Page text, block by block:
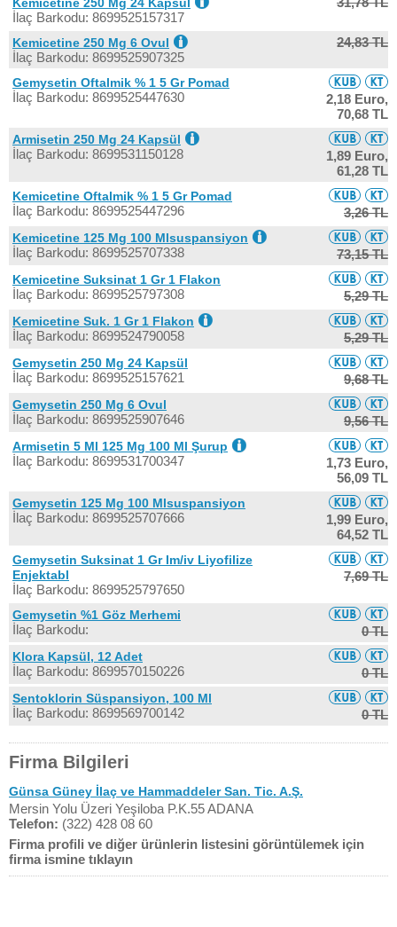
İlaç Barkodu: 8699525157317
Kemicetine 250 Mg 6 Ovul
İlaç Barkodu: 8699525907325
24,83 TL
Gemysetin Oftalmik % 1 5 Gr Pomad
İlaç Barkodu: 8699525447630
2,18 Euro,
70,68 TL
Armisetin 250 Mg 24 Kapsül
İlaç Barkodu: 8699531150128
1,89 Euro,
61,28 TL
Kemicetine Oftalmik % 1 5 Gr Pomad
İlaç Barkodu: 8699525447296 3,26 TL
Kemicetine 125 Mg 100 Mlsuspansiyon
İlaç Barkodu: 8699525707338 73,15 TL
Kemicetine Suksinat 1 Gr 1 Flakon
İlaç Barkodu: 8699525797308 5,29 TL
Kemicetine Suk. 1 Gr 1 Flakon
İlaç Barkodu: 8699524790058 5,29 TL
Gemysetin 250 Mg 24 Kapsül
İlaç Barkodu: 8699525157621 9,68 TL
Gemysetin 250 Mg 6 Ovul
İlaç Barkodu: 8699525907646 9,56 TL
Armisetin 5 Ml 125 Mg 100 Ml Şurup
İlaç Barkodu: 8699531700347
1,73 Euro,
56,09 TL
Gemysetin 125 Mg 100 Mlsuspansiyon
İlaç Barkodu: 8699525707666
1,99 Euro,
64,52 TL
Gemysetin Suksinat 1 Gr Im/iv Liyofilize
Enjektabl
İlaç Barkodu: 8699525797650
7,69 TL
Gemysetin %1 Göz Merhemi
İlaç Barkodu: 0 TL
Klora Kapsül, 12 Adet
İlaç Barkodu: 8699570150226 0 TL
Sentoklorin Süspansiyon, 100 Ml
İlaç Barkodu: 8699569700142 0 TL
Firma Bilgileri
Günsa Güney İlaç ve Hammaddeler San. Tic. A.Ş.
Mersin Yolu Üzeri Yeşiloba P.K.55 ADANA
Telefon: (322) 428 08 60
Firma profili ve diğer ürünlerin listesini görüntülemek için
firma ismine tıklayın